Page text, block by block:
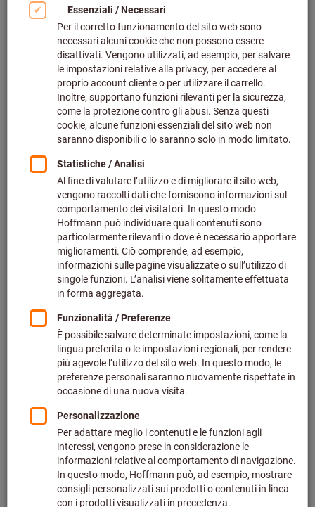
Fare clic per ingrandire l‘immagine
Prezzo set 12 paia (0,74 € / 1 paia)
più IVA all’aliquota correntePrezzo più spese di spedizione
Effettua il loginper vedere i tuoi prezzi dedicati.
Misure guanti da lavoro: